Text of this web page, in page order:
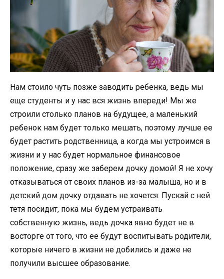
Нам стоило чуть позже заводить ребенка, ведь мы
еще студенты и у нас вся жизнь впереди! Мы же
строили столько планов на будущее, а маленький
ребенок нам будет только мешать, поэтому лучше ее
будет растить родственница, а когда мы устроимся в
жизни и у нас будет нормальное финансовое
положение, сразу же заберем дочку домой! Я не хочу
отказываться от своих планов из-за малыша, но и в
детский дом дочку отдавать не хочется. Пускай с ней
тетя посидит, пока мы будем устраивать
собственную жизнь, ведь дочка явно будет не в
восторге от того, что ее будут воспитывать родители,
которые ничего в жизни не добились и даже не
получили высшее образование.